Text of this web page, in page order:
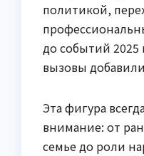
политикой,
до событий 2025
вызовы
Эта фигура
внимание: от
семье до роли